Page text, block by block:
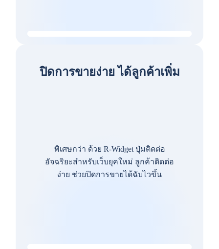
ปิดการขายง่าย ได้ลูกค้าเพิ่ม
พิเศษกว่า ด้วย R-Widget ปุ่มติดต่อ
อัจฉริยะสำหรับเว็บยุคใหม่ ลูกค้าติดต่อ
ง่าย ช่วยปิดการขายได้ฉับไวขึ้น